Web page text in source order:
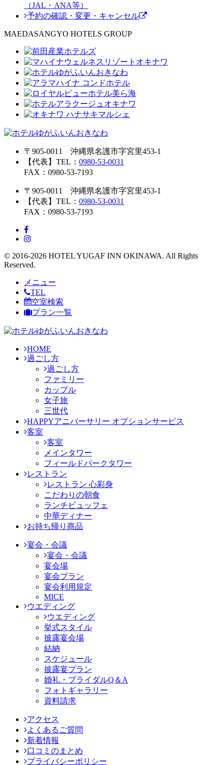
（JAL・ANA等）
予約の確認・変更・キャンセル
MAEDASANGYO HOTELS GROUP
〒905-0011 沖縄県名護市字宮里453-1
【代表】TEL： 0980-53-0031
FAX：0980-53-7193
〒905-0011 沖縄県名護市字宮里453-1
【代表】TEL： 0980-53-0031
FAX：0980-53-7193
© 2016-2026 HOTEL YUGAF INN OKINAWA. All Rights
Reserved.
メニュー
TEL
空室検索
プラン一覧
HOME
過ごし方
過ごし方
ファミリー
カップル
女子旅
三世代
HAPPYアニバーサリー オプションサービス
客室
客室
メインタワー
フィールドパークタワー
レストラン
レストラン 心彩身
こだわりの朝食
ランチビュッフェ
中華ディナー
お持ち帰り商品
宴会・会議
宴会・会議
宴会場
宴会プラン
宴会利用規定
MICE
ウエディング
ウエディング
挙式スタイル
披露宴会場
結納
スケジュール
披露宴プラン
婚礼・ブライダルQ＆A
フォトギャラリー
資料請求
アクセス
よくあるご質問
新着情報
口コミのまとめ
プライバシーポリシー